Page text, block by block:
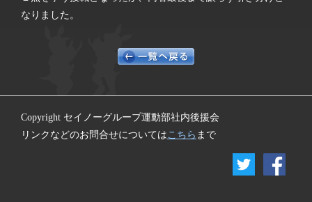
なりました。
Copyright セイノーグループ運動部社内後援会
リンクなどのお問合せについてはこちら まで